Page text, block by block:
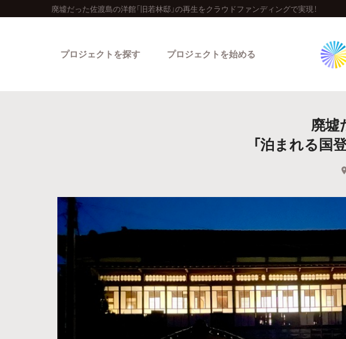
廃墟だった佐渡島の洋館「旧若林邸」の再生をクラウドファンディングで実現！
プロジェクトを探す
人気のプロジェクト
カテゴリーから探す タグから探す
最新達成プロ
プロジェクトを始める
廃墟
「泊まれる国